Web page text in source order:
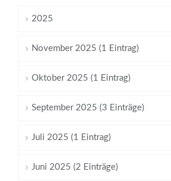
2025
November 2025 (1 Eintrag)
Oktober 2025 (1 Eintrag)
September 2025 (3 Einträge)
Juli 2025 (1 Eintrag)
Juni 2025 (2 Einträge)